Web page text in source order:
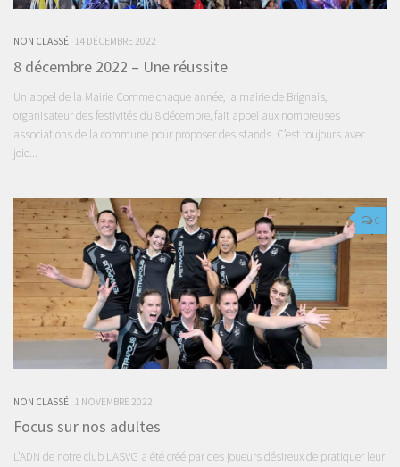
NON CLASSÉ 14 DÉCEMBRE 2022
8 décembre 2022 – Une réussite
Un appel de la Mairie Comme chaque année, la mairie de Brignais,
organisateur des festivités du 8 décembre, fait appel aux nombreuses
associations de la commune pour proposer des stands. C’est toujours avec
joie...
0
NON CLASSÉ 1 NOVEMBRE 2022
Focus sur nos adultes
L’ADN de notre club L’ASVG a été créé par des joueurs désireux de pratiquer leur